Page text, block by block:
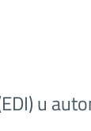
u